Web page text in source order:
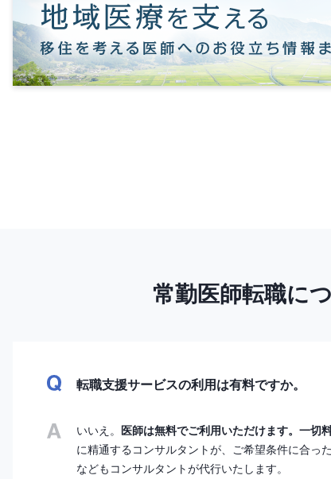
常勤医師転職に
転職支援サービスの利用は有料ですか。
いいえ。 医師は無料でご利用いただけます。一切
に精通するコンサルタントが、ご希望条件に合っ
などもコンサルタントが代行いたします。